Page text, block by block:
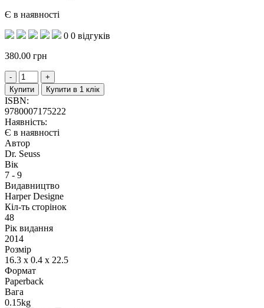
Є в наявності
0 0 відгуків
380.00 грн
Купити Купити в 1 клік
ISBN:
9780007175222
Наявність:
Є в наявності
Автор
Dr. Seuss
Вік
7 - 9
Видавництво
Harper Designe
Кіл-ть сторінок
48
Рік видання
2014
Розмір
16.3 x 0.4 x 22.5
Формат
Paperback
Вага
0.15kg